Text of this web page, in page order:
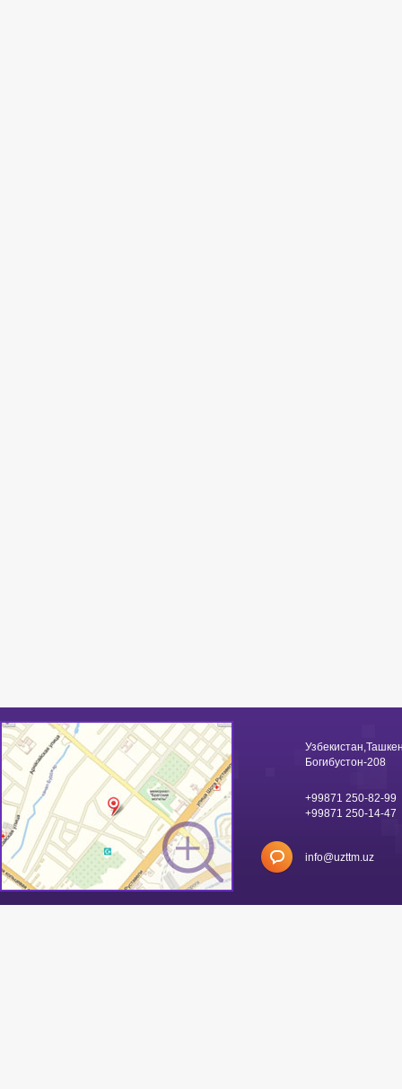
Богибустон-208
+99871 250-82-99
+99871 250-14-47
info@uzttm.uz